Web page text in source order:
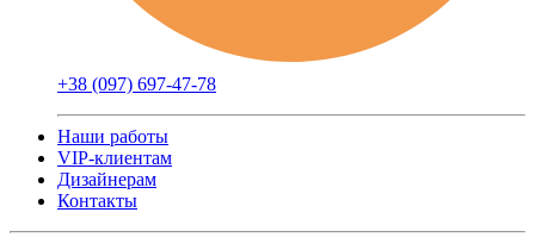
+38 (097) 697-47-78
Наши работы
VIP-клиентам
Дизайнерам
Контакты